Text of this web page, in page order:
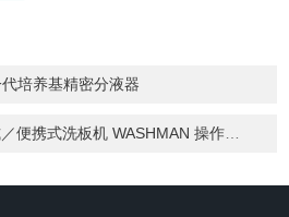
培养基精密分液器
便携式洗板机 WASHMAN 操作系统